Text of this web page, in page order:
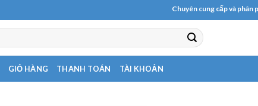
Chuyên cung cấp và phân phối các
GIỎ HÀNG THANH TOÁN TÀI KHOẢN